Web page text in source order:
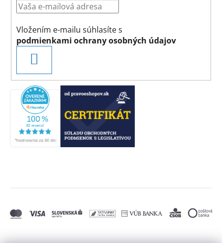
Vložením e-mailu súhlasíte s
podmienkami ochrany osobných údajov
SA